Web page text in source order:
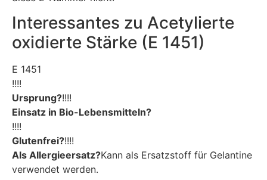
Interessantes zu Acetylierte
oxidierte Stärke (E 1451)
E 1451
!!!!
Ursprung?!!!!
Einsatz in Bio-Lebensmitteln?
!!!!
Glutenfrei?!!!!
Als Allergieersatz?Kann als Ersatzstoff für Gelantine
verwendet werden.